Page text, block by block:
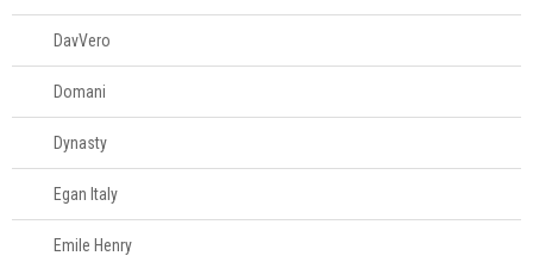
DavVero
Domani
Dynasty
Egan Italy
Emile Henry